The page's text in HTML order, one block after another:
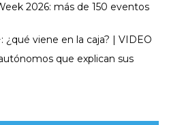
2026: más de 150 eventos
¿qué viene en la caja? | VIDEO
que explican sus